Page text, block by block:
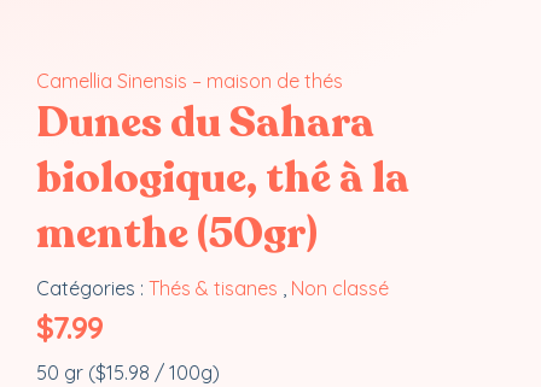
Camellia Sinensis – maison de thés
Dunes du Sahara
biologique, thé à la
menthe (50gr)
Catégories : Thés & tisanes Non classé
$7.99
50 gr ($15.98 / 100g)